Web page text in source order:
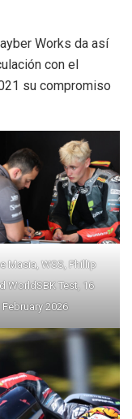
Works da así
con el
su compromiso
Masia, WSS, Phillip
WorldSBK Test, 16
February 2026